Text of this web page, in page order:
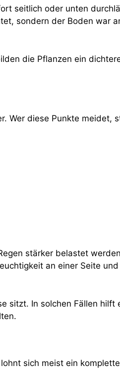
seitlich oder unten
sondern der Boden war
die Pflanzen ein
Wer diese Punkte meidet,
stärker belastet
an einer Seite
sitzt. In solchen Fällen hilft
sich meist ein